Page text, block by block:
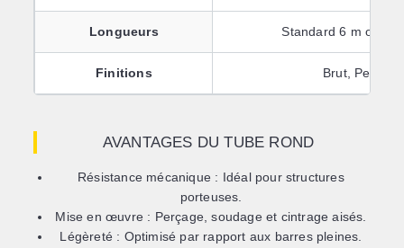
Longueurs Standard 6 m ou
Finitions Brut, Peint
AVANTAGES DU TUBE ROND
Résistance mécanique : Idéal pour structures
porteuses.
Mise en œuvre : Perçage, soudage et cintrage aisés.
Légèreté : Optimisé par rapport aux barres pleines.